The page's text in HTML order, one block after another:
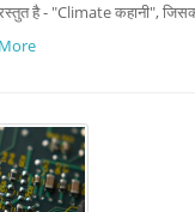
है - "Climate कहानी", जिसका